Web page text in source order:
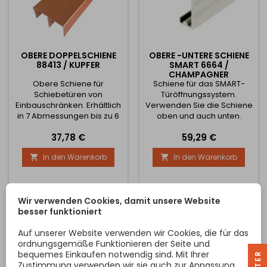
OBERE DOPPELSCHIENE
88413 / KUPFER
Obere Schiene für
Schiebetüren von
Einbauschränken. Erhältlich
in 7 Abmessungen bis zu 6
komplette
Schienenabmessungen
Preis
37,78 €
 In den Warenkorb
OBERE -UNTERE SCHIENE
SMART 6664 /
CHAMPAGNER
Schiene für das SMART-
Türöffnungssystem.
Verwenden Sie die Schiene
oben und auch unten.
Meter und 3 Meter
Preis
59,29 €
 In den Warenkorb
Wir verwenden Cookies, damit unsere Website
besser funktioniert
Auf unserer Website verwenden wir Cookies, die für das
ordnungsgemäße Funktionieren der Seite und
bequemes Einkaufen notwendig sind. Mit Ihrer
Zustimmung verwenden wir sie auch zur Anpassung